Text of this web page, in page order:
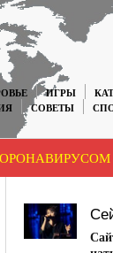
ИГРЫ
СОВЕТЫ